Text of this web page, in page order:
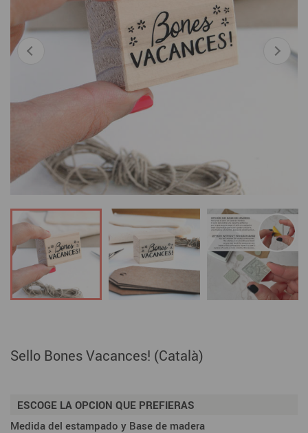
Sello Bones Vacances! (Català)
ESCOGE LA OPCION QUE PREFIERAS
Medida del estampado y Base de madera